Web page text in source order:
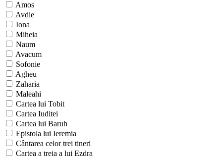
Amos
Avdie
Iona
Miheia
Naum
Avacum
Sofonie
Agheu
Zaharia
Maleahi
Cartea lui Tobit
Cartea Iuditei
Cartea lui Baruh
Epistola lui Ieremia
Cântarea celor trei tineri
Cartea a treia a lui Ezdra